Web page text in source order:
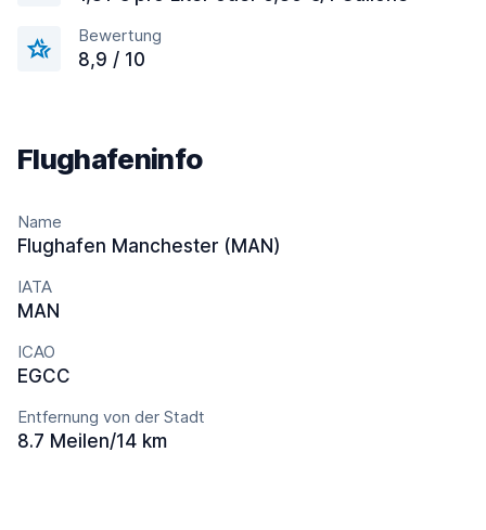
Bewertung
8,9 / 10
Flughafeninfo
Name
Flughafen Manchester (MAN)
IATA
MAN
ICAO
EGCC
Entfernung von der Stadt
8.7 Meilen/14 km